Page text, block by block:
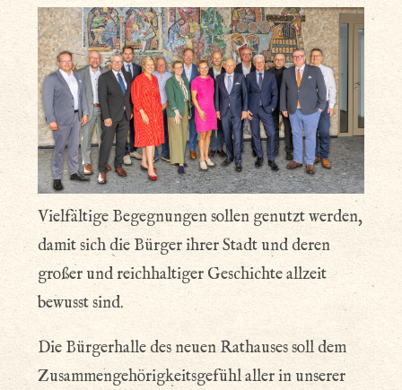
Vielfältige Begegnungen sollen genutzt werden,
damit sich die Bürger ihrer Stadt und deren
großer und reichhaltiger Geschichte allzeit
bewusst sind.
Die Bürgerhalle des neuen Rathauses soll dem
Zusammengehörigkeitsgefühl aller in unserer